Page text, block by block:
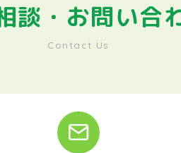
談・ お問い合
Contact Us